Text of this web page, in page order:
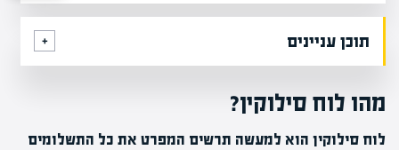
תוכן עניינים
מהו לוח סילוקין?
לוח סילוקין הוא למעשה תרשים המפרט את כל התשלומים